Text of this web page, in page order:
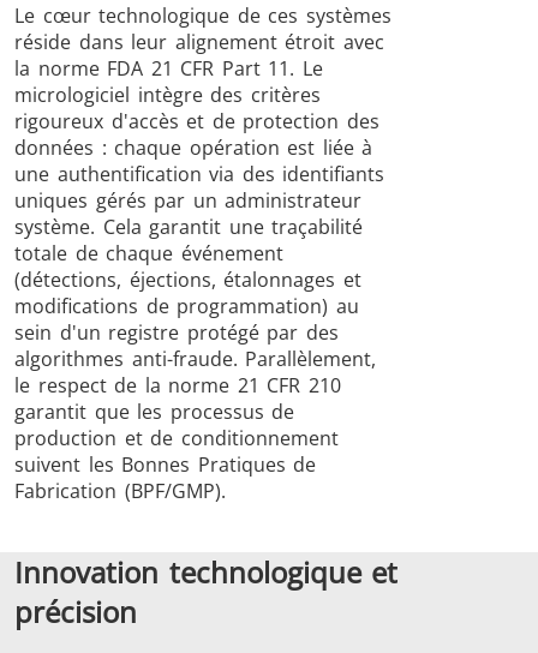
Le cœur technologique de ces systèmes
réside dans leur alignement étroit avec
la norme FDA 21 CFR Part 11. Le
micrologiciel intègre des critères
rigoureux d'accès et de protection des
données : chaque opération est liée à
une authentification via des identifiants
uniques gérés par un administrateur
système. Cela garantit une traçabilité
totale de chaque événement
(détections, éjections, étalonnages et
modifications de programmation) au
sein d'un registre protégé par des
algorithmes anti-fraude. Parallèlement,
le respect de la norme 21 CFR 210
garantit que les processus de
production et de conditionnement
suivent les Bonnes Pratiques de
Fabrication (BPF/GMP).
Innovation technologique et
précision